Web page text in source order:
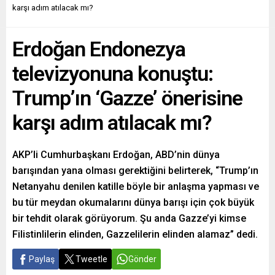
karşı adım atılacak mı?
Erdoğan Endonezya
televizyonuna konuştu:
Trump’ın ‘Gazze’ önerisine
karşı adım atılacak mı?
AKP’li Cumhurbaşkanı Erdoğan, ABD’nin dünya
barışından yana olması gerektiğini belirterek, “Trump’ın
Netanyahu denilen katille böyle bir anlaşma yapması ve
bu tür meydan okumalarını dünya barışı için çok büyük
bir tehdit olarak görüyorum. Şu anda Gazze’yi kimse
Filistinlilerin elinden, Gazzelilerin elinden alamaz” dedi.
Paylaş Tweetle Gönder